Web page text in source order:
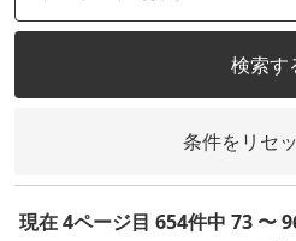
検索す
条件をリセ
現在 4ページ目 654件中 73 〜